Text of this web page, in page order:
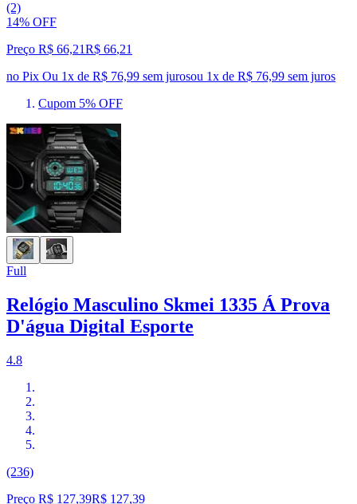
(2)
14% OFF
Preço R$ 66,21R$ 66,21
no Pix Ou 1x de R$ 76,99 sem jurosou 1x de R$ 76,99 sem juros
Cupom 5% OFF
Full
Relógio Masculino Skmei 1335 Á Prova
D'água Digital Esporte
4.8
(236)
Preço R$ 127,39R$ 127,39